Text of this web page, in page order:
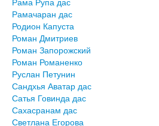
Рамачаран дас
Родион Капуста
Роман Дмитриев
Роман Запорожский
Роман Романенко
Руслан Петунин
Сандхья Аватар дас
Сатья Говинда дас
Сахасранам дас
Светлана Егорова